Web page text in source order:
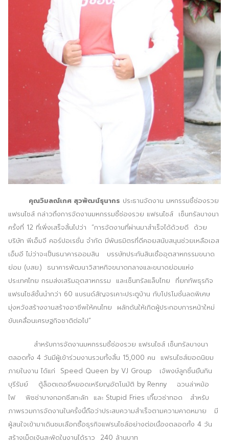
คุณวิมลณ์เกศ สุวพัฒน์ธุนากร ประธานจัดงาน มหกรรมชี้ช่องรวย
แฟรนไชส์ กล่าวถึงการจัดงานมหกรรมชี้ช่องรวย แฟรนไชส์ เซ็นทรัลบางนา
ครั้งที่ 12 ที่เพิ่งเสร็จสิ้นไปว่า “การจัดงานที่ผ่านมาสำเร็จได้ด้วยดี ด้วย
บริษัท พีเอ็มจี คอร์ปอเรชั่น จำกัด มีพันธมิตรที่ดีคอยสนับสนุนช่วยเหลือเอส
เอ็มอี ไม่ว่าจะเป็นธนาคารออมสิน บรรษัทประกันสินเชื่ออุตสาหกรรมขนาด
ย่อม (บสย.) ธนาคารพัฒนาวิสาหกิจขนาดกลางและขนาดย่อมแห่ง
ประเทศไทย กรมส่งเสริมอุตสาหกรรม และเซ็นทรัลแล็บไทย ที่ยกทัพธุรกิจ
แฟรนไชส์ชั้นนำกว่า 60 แบรนด์สัญจรเคาะประตูบ้าน กับโปรโมชั่นลดพิเศษ
มุ่งหวังสร้างงานสร้างอาชีพให้คนไทย ผลักดันให้เกิดผู้ประกอบการหน้าใหม่
ขับเคลื่อนเศรษฐกิจชาติต่อไป”
สำหรับการจัดงานมหกรรมชี้ช่องรวย แฟรนไชส์ เซ็นทรัลบางนา
ตลอดทั้ง 4 วันมีผู้เข้าร่วมงานรวมทั้งสิ้น 15,000 คน แฟรนไชส์ยอดนิยม
ภายในงาน ได้แก่ Speed Queen by VJ Group เจ้พงษ์ลูกชิ้นยืนกิน
บุรีรัมย์ ตู้ล็อตเตอรี่หยอดเหรียญอัตโนมัติ by Renny ฉวนล่าหม้อ
ไฟ พิซซ่าบางกอกชีสทะลัก และ Stupid Fries เกี๊ยวซ่าทอด สำหรับ
ภาพรวมการจัดงานในครั้งนี้ถือว่าประสบความสำเร็จตามความคาดหมาย มี
ผู้สนใจเข้ามาเดินชมเลือกซื้อธุรกิจแฟรนไชส์อย่างต่อเนื่องตลอดทั้ง 4 วัน
สร้างเม็ดเงินสะพัดในงานได้ราว 240 ล้านบาท